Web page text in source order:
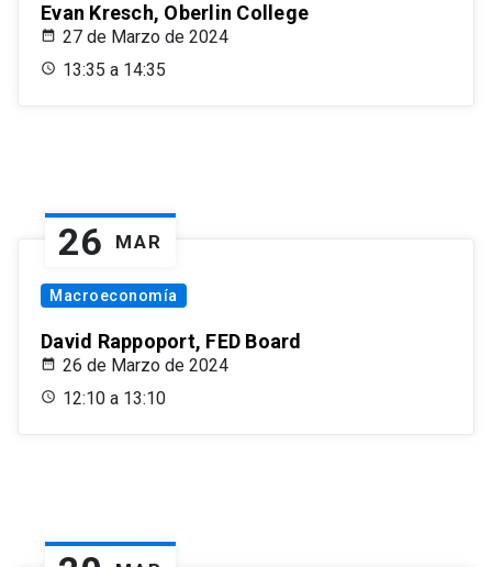
Evan Kresch, Oberlin College
27 de Marzo de 2024
13:35 a 14:35
26 MAR
Macroeconomía
David Rappoport, FED Board
26 de Marzo de 2024
12:10 a 13:10